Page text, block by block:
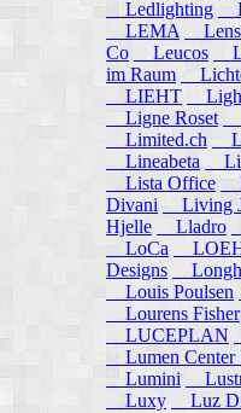
Ledlighting
LEMA
Co
Leucos
im Raum
LIEHT
Ligne Roset
Limited.ch
Lineabeta
Lista Office
Divani
Living
Hjelle
Lladro
LoCa
Designs
Louis Poulsen
Lourens Fisher
LUCEPLAN
Lumen Center
Lumini
Luxy
Luz